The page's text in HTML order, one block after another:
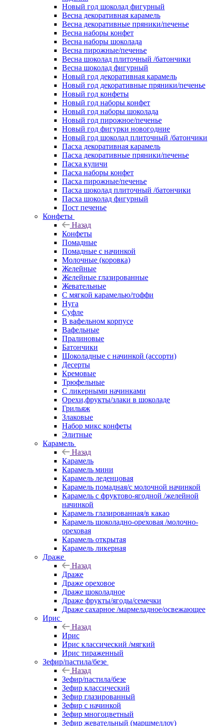
Новый год шоколад фигурный
Весна декоративная карамель
Весна декоративные пряники/печенье
Весна наборы конфет
Весна наборы шоколада
Весна пирожные/печенье
Весна шоколад плиточный /батончики
Весна шоколад фигурный
Новый год декоративная карамель
Новый год декоративные пряники/печенье
Новый год конфеты
Новый год наборы конфет
Новый год наборы шоколада
Новый год пирожное/печенье
Новый год фигурки новогодние
Новый год шоколад плиточный /батончики
Пасха декоративная карамель
Пасха декоративные пряники/печенье
Пасха куличи
Пасха наборы конфет
Пасха пирожные/печенье
Пасха шоколад плиточный /батончики
Пасха шоколад фигурный
Пост печенье
Конфеты
Назад
Конфеты
Помадные
Помадные с начинкой
Молочные (коровка)
Желейные
Желейные глазированные
Жевательные
С мягкой карамелью/тоффи
Нуга
Суфле
В вафельном корпусе
Вафельные
Пралиновые
Батончики
Шоколадные с начинкой (ассорти)
Десерты
Кремовые
Трюфельные
С ликерными начинками
Орехи,фрукты/злаки в шоколаде
Грильяж
Злаковые
Набор микс конфеты
Элитные
Карамель
Назад
Карамель
Карамель мини
Карамель леденцовая
Карамель помадная/с молочной начинкой
Карамель с фруктово-ягодной /желейной
начинкой
Карамель глазированная/в какао
Карамель шоколадно-ореховая /молочно-
ореховая
Карамель открытая
Карамель ликерная
Драже
Назад
Драже
Драже ореховое
Драже шоколадное
Драже фрукты/ягоды/семечки
Драже сахарное /мармеладное/освежающее
Ирис
Назад
Ирис
Ирис классический /мягкий
Ирис тираженный
Зефир/пастила/безе
Назад
Зефир/пастила/безе
Зефир классический
Зефир глазированный
Зефир с начинкой
Зефир многоцветный
Зефир жевательный (маршмеллоу)